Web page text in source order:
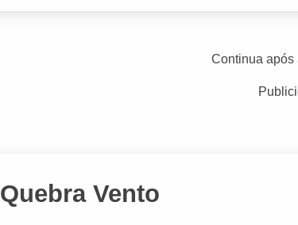
Continua após
Quebra Vento